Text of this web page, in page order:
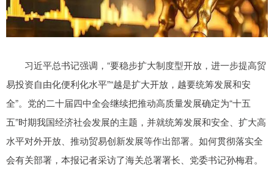
习近平总书记强调，“要稳步扩大制度型开放，进一步提高贸
易投资自由化便利化水平”“越是扩大开放，越要统筹发展和安
全”。党的二十届四中全会继续把推动高质量发展确定为“十五
五”时期我国经济社会发展的主题，并就统筹发展和安全、扩大高
水平对外开放、推动贸易创新发展等作出部署。如何贯彻落实全
会有关部署，本报记者采访了海关总署署长、党委书记孙梅君。